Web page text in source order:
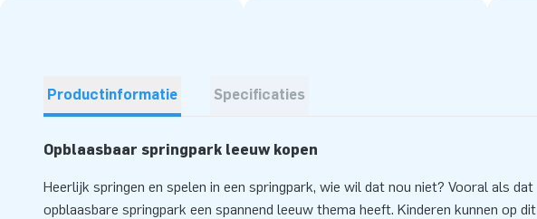
Productinformatie Specificaties
Opblaasbaar springpark leeuw kopen
Heerlijk springen en spelen in een springpark, wie wil dat nou niet? Vooral als dat
opblaasbare springpark een spannend leeuw thema heeft. Kinderen kunnen op dit